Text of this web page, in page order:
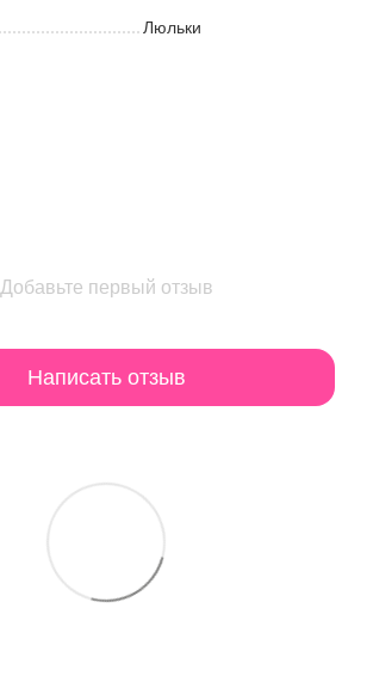
Люльки
Добавьте первый отзыв
Написать отзыв